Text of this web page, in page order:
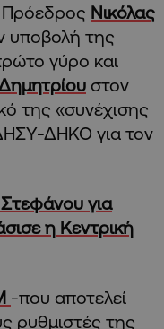
Νικόλας
υποβολή της
γύρο και
στον
της «συνέχισης
ΔΗΚΟ για τον
για
η Κεντρική
-που αποτελεί
ρυθμιστές της